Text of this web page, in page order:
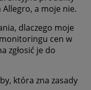
a moje nie.
dlaczego moje
cen w
zgłosić je do
która zna zasady